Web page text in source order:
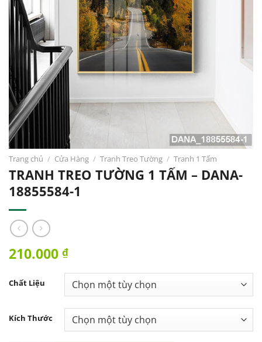
Trang chủ / Cửa Hàng / Tranh Treo Tường / Tranh 1 Tấm
TRANH TREO TƯỜNG 1 TẤM – DANA-
18855584-1
210.000 ₫
Chất Liệu
Kích Thước